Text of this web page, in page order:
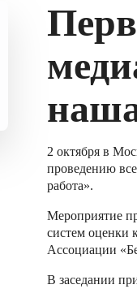
2 октября в
проведению
работа».
Мероприятие
систем оценки
Ассоциации
В заседании